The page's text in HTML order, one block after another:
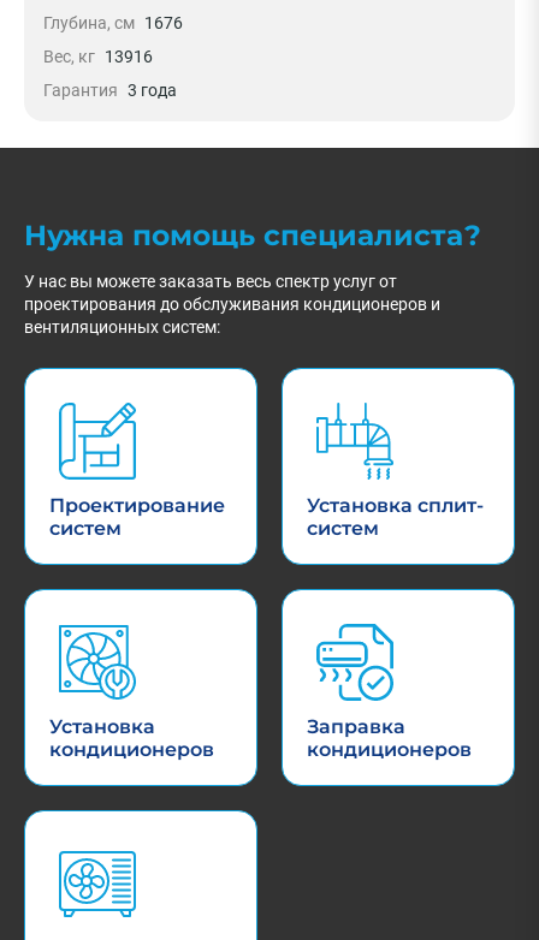
Глубина, см 1676
Вес, кг 13916
Гарантия 3 года
Нужна помощь специалиста?
У нас вы можете заказать весь спектр услуг от
проектирования до обслуживания кондиционеров и
вентиляционных систем:
Проектирование
систем
Установка сплит-
систем
Установка
кондиционеров
Заправка
кондиционеров